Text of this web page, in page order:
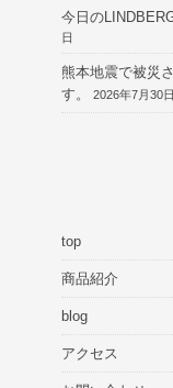
今日の
日
熊本地震で被災
す。
2026年7月30日
top
商品紹介
blog
アクセス